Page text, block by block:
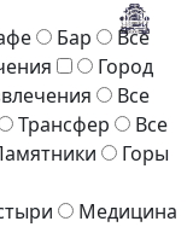
Бар
Все
Город
Все
Трансфер
Все
Горы
Медицина